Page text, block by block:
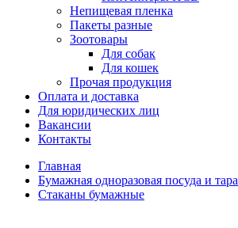
Непищевая пленка
Пакеты разные
Зоотовары
Для собак
Для кошек
Прочая продукция
Оплата и доставка
Для юридических лиц
Вакансии
Контакты
Главная
Бумажная одноразовая посуда и тара
Стаканы бумажные